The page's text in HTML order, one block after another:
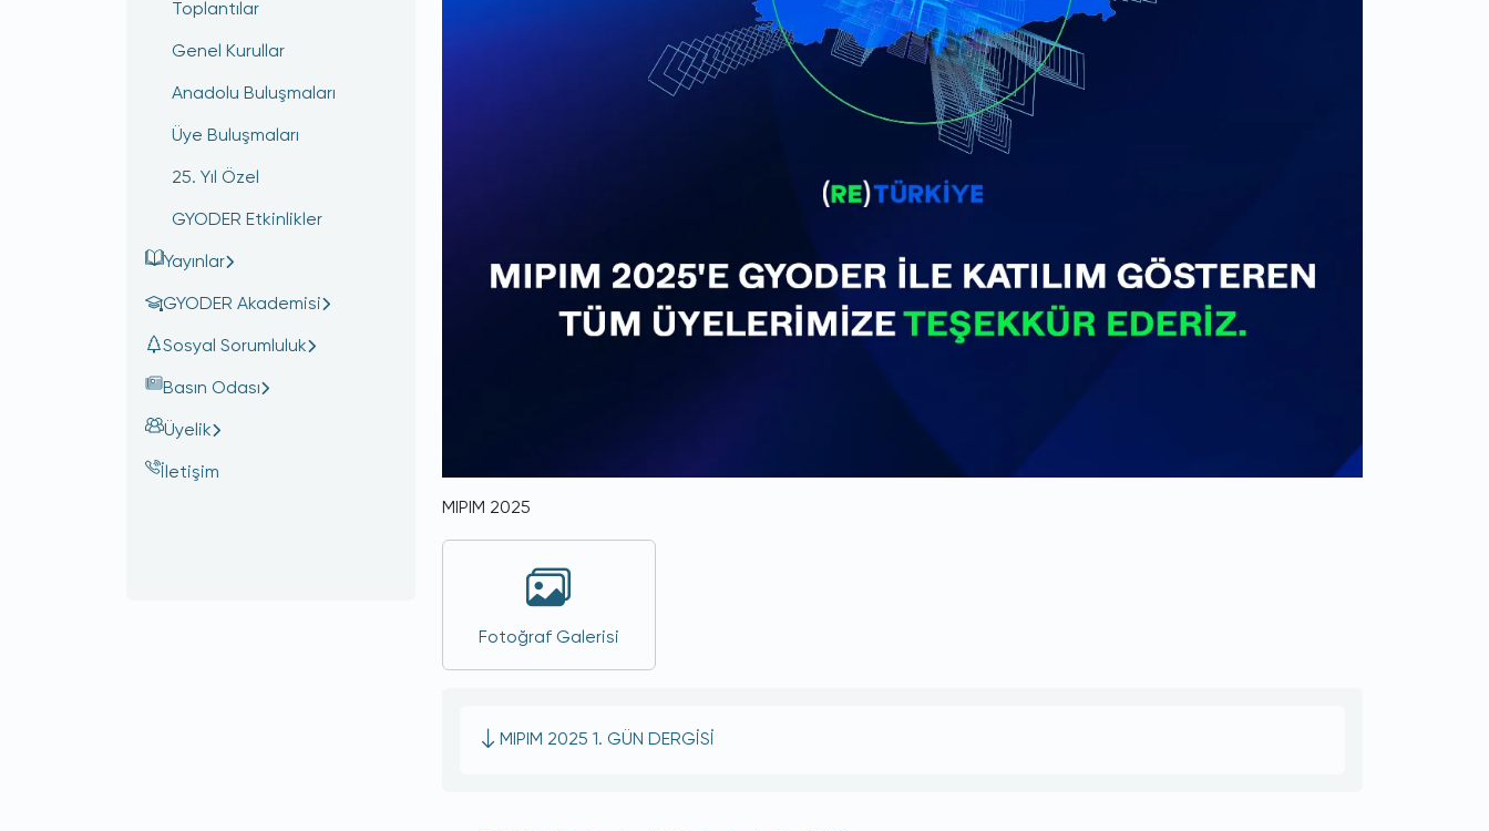
Toplantılar
Genel Kurullar
Anadolu Buluşmaları
Üye Buluşmaları
25. Yıl Özel
GYODER Etkinlikler
Yayınlar
GYODER Akademisi
Sosyal Sorumluluk
Basın Odası
Üyelik
İletişim
MIPIM 2025
Fotoğraf Galerisi
MIPIM 2025 1. GÜN DERGİSİ